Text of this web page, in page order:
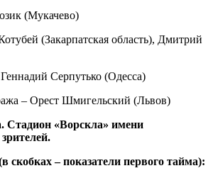
(Мукачево)
(Закарпатская область), Дмитрий
Серпутько (Одесса)
– Орест Шмигельский (Львов)
Стадион «Ворскла» имени
скобках – показатели первого тайма):